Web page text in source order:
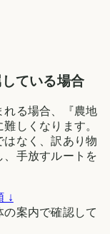
ている場合
れる場合、『農地
しくなります。
はなく、訳あり物
手放すルートを
↓
案内で確認して